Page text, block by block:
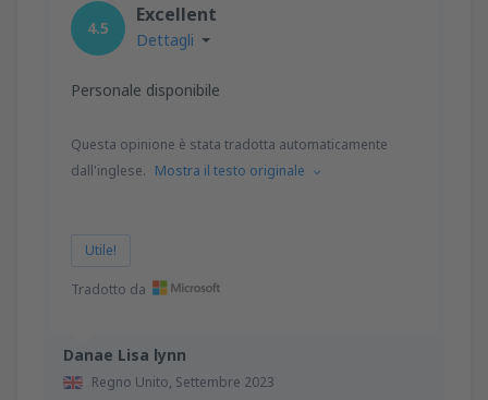
Danae Lisa lynn
Regno Unito, Settembre 2023
4.5
Excellent
Dettagli
Personale disponibile
Questa opinione è stata tradotta automaticamente
dall'inglese. Mostra il testo originale
Utile!
Tradotto da